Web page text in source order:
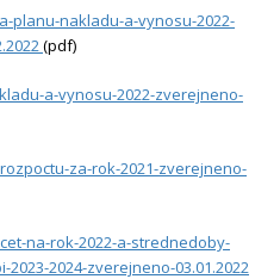
planu-nakladu-a-vynosu-2022-
(pdf)
a-vynosu-2022-zverejneno-
za-rok-2021-zverejneno-
na-rok-2022-a-strednedoby-
2024-zverejneno-03.01.2022